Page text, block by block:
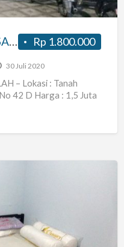
Rp 1.800.000
WISMA NAELAH – KOSAN IHSAN
30 Juli 2020
– Lokasi : Tanah
42 D Harga : 1,5 Juta